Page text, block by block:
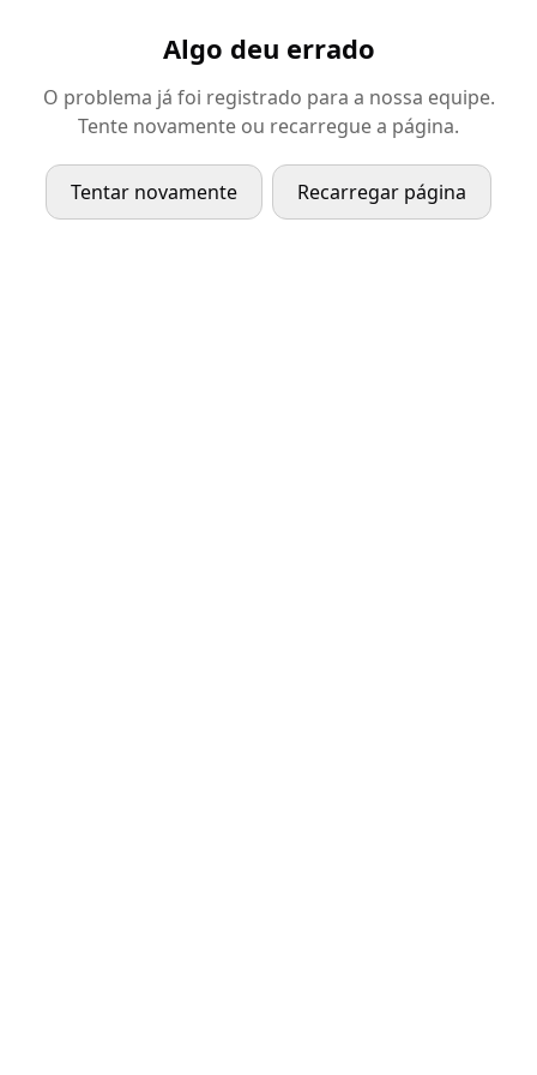
Algo deu errado
O problema já foi registrado para a nossa equipe.
Tente novamente ou recarregue a página.
Tentar novamente Recarregar página